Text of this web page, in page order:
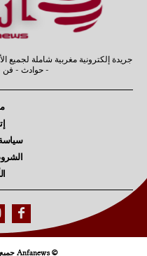
جريدة إلكترونية مغربية شاملة لجميع
- حوادث - فن -
© Anfanews جميع الحقوق محفوظة لموقع